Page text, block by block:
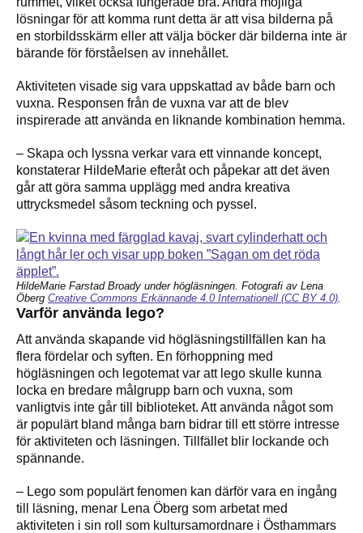
lösningar för att komma runt detta är att visa bilderna på
en storbildsskärm eller att välja böcker där bilderna inte är
bärande för förståelsen av innehållet.
Aktiviteten visade sig vara uppskattad av både barn och
vuxna. Responsen från de vuxna var att de blev
inspirerade att använda en liknande kombination hemma.
– Skapa och lyssna verkar vara ett vinnande koncept,
konstaterar HildeMarie efteråt och påpekar att det även
går att göra samma upplägg med andra kreativa
uttrycksmedel såsom teckning och pyssel.
HildeMarie Farstad Broady under högläsningen. Fotografi av Lena
Öberg Creative Commons Erkännande 4.0 Internationell (CC BY 4.0)
Varför använda lego?
Att använda skapande vid högläsningstillfällen kan ha
flera fördelar och syften. En förhoppning med
högläsningen och legotemat var att lego skulle kunna
locka en bredare målgrupp barn och vuxna, som
vanligtvis inte går till biblioteket. Att använda något som
är populärt bland många barn bidrar till ett större intresse
för aktiviteten och läsningen. Tillfället blir lockande och
spännande.
– Lego som populärt fenomen kan därför vara en ingång
till läsning, menar Lena Öberg som arbetat med
aktiviteten i sin roll som kultursamordnare i Östhammars